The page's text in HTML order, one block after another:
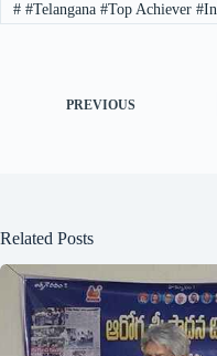
##Telangana #Top Achiever
PREVIOUS
Related Posts